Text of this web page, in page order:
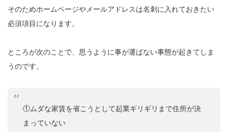
そのためホームページやメールアドレスは名刺に入れておきたい
必須項目になります。
ところが次のことで、思うように事が運ばない事態が起きてしま
うのです。
①ムダな家賃を省こうとして起業ギリギリまで住所が決
まっていない